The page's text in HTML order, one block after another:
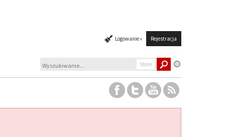
Logowanie » Rejestracja
Store